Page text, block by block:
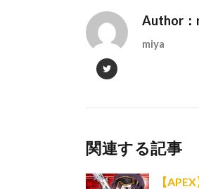
Author：
miya
関連する記事
【